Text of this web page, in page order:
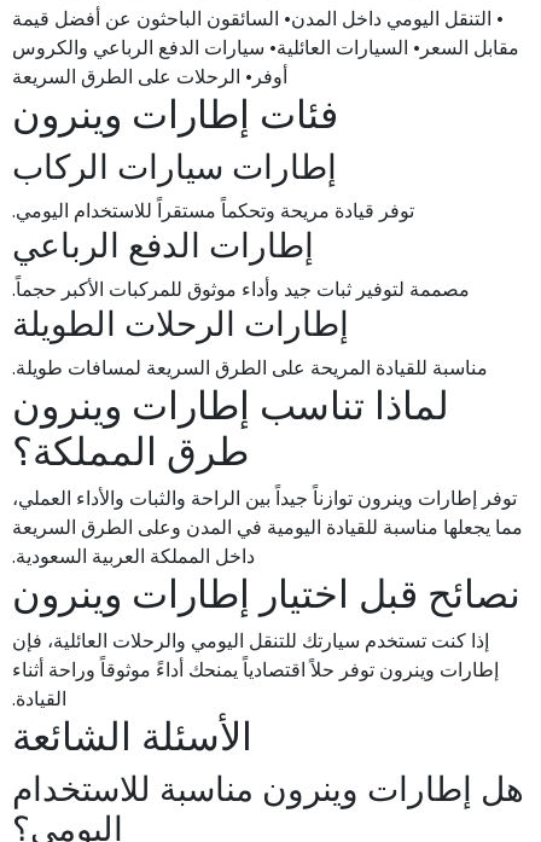
• التنقل اليومي داخل المدن• السائقون الباحثون عن أفضل قيمة
مقابل السعر• السيارات العائلية• سيارات الدفع الرباعي والكروس
أوفر• الرحلات على الطرق السريعة
فئات إطارات وينرون
إطارات سيارات الركاب
توفر قيادة مريحة وتحكماً مستقراً للاستخدام اليومي.
إطارات الدفع الرباعي
مصممة لتوفير ثبات جيد وأداء موثوق للمركبات الأكبر حجماً.
إطارات الرحلات الطويلة
مناسبة للقيادة المريحة على الطرق السريعة لمسافات طويلة.
لماذا تناسب إطارات وينرون
طرق المملكة؟
توفر إطارات وينرون توازناً جيداً بين الراحة والثبات والأداء العملي،
مما يجعلها مناسبة للقيادة اليومية في المدن وعلى الطرق السريعة
داخل المملكة العربية السعودية.
نصائح قبل اختيار إطارات وينرون
إذا كنت تستخدم سيارتك للتنقل اليومي والرحلات العائلية، فإن
إطارات وينرون توفر حلاً اقتصادياً يمنحك أداءً موثوقاً وراحة أثناء
القيادة.
الأسئلة الشائعة
هل إطارات وينرون مناسبة للاستخدام
اليومي؟